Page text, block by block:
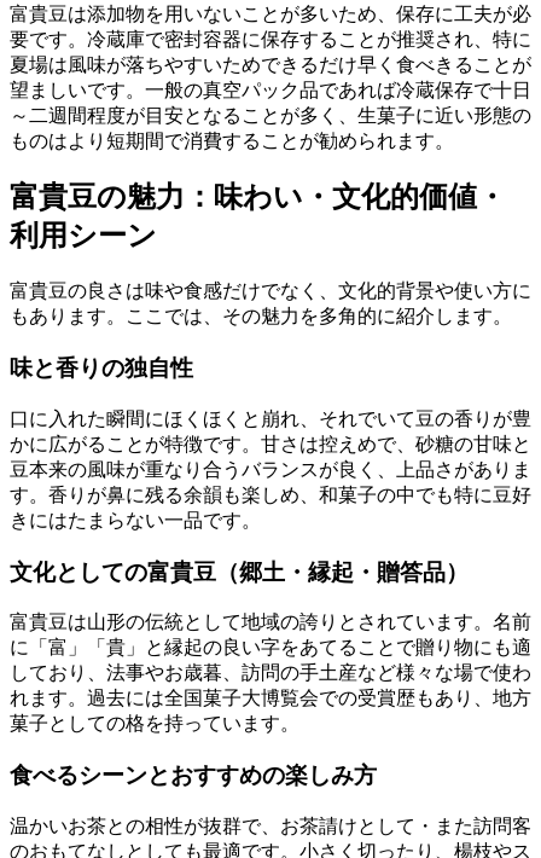
富貴豆は添加物を用いないことが多いため、保存に工夫が必
要です。冷蔵庫で密封容器に保存することが推奨され、特に
夏場は風味が落ちやすいためできるだけ早く食べきることが
望ましいです。一般の真空パック品であれば冷蔵保存で十日
～二週間程度が目安となることが多く、生菓子に近い形態の
ものはより短期間で消費することが勧められます。
富貴豆の魅力：味わい・文化的価値・
利用シーン
富貴豆の良さは味や食感だけでなく、文化的背景や使い方に
もあります。ここでは、その魅力を多角的に紹介します。
味と香りの独自性
口に入れた瞬間にほくほくと崩れ、それでいて豆の香りが豊
かに広がることが特徴です。甘さは控えめで、砂糖の甘味と
豆本来の風味が重なり合うバランスが良く、上品さがありま
す。香りが鼻に残る余韻も楽しめ、和菓子の中でも特に豆好
きにはたまらない一品です。
文化としての富貴豆（郷土・縁起・贈答品）
富貴豆は山形の伝統として地域の誇りとされています。名前
に「富」「貴」と縁起の良い字をあてることで贈り物にも適
しており、法事やお歳暮、訪問の手土産など様々な場で使わ
れます。過去には全国菓子大博覧会での受賞歴もあり、地方
菓子としての格を持っています。
食べるシーンとおすすめの楽しみ方
温かいお茶との相性が抜群で、お茶請けとして・また訪問客
のおもてなしとしても最適です。小さく切ったり、楊枝やス